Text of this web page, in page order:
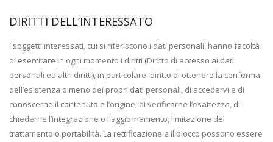
DIRITTI DELL’INTERESSATO
I soggetti interessati, cui si riferiscono i dati personali, hanno facoltà
di esercitare in ogni momento i diritti (Diritto di accesso ai dati
personali ed altri diritti), in particolare: diritto di ottenere la conferma
dell’esistenza o meno dei propri dati personali, di accedervi e di
conoscerne il contenuto e l’origine, di verificarne l’esattezza, di
chiederne l’integrazione o l'aggiornamento, limitazione del
trattamento o portabilità. La rettificazione e il blocco possono essere